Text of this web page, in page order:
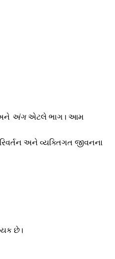
અંગએટલે ભાગ। આમ
અને વ્યક્તિગત જીવનના
છે।